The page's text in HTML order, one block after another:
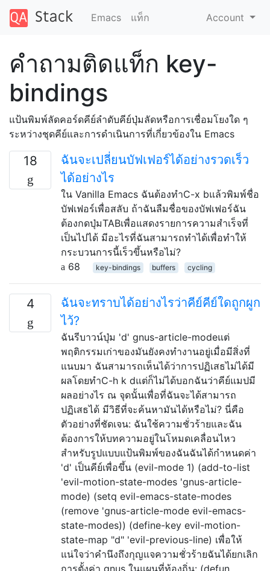
Emacs แท็ก Account
คำถามติดแท็ก key-
bindings
แป้นพิมพ์ลัดคอร์ดคีย์ลำดับคีย์ปุ่มลัดหรือการเชื่อมโยงใด ๆ
ระหว่างชุดคีย์และการดำเนินการที่เกี่ยวข้องใน Emacs
18
ฉันจะเปลี่ยนบัฟเฟอร์ได้อย่างรวดเร็ว
ได้อย่างไร
ใน Vanilla Emacs ฉันต้องทำC-x bแล้วพิมพ์ชื่อ
บัฟเฟอร์เพื่อสลับ ถ้าฉันลืมชื่อของบัฟเฟอร์ฉัน
ต้องกดปุ่มTABเพื่อแสดงรายการความสำเร็จที่
เป็นไปได้ มีอะไรที่ฉันสามารถทำได้เพื่อทำให้
กระบวนการนี้เร็วขึ้นหรือไม่?
68
key-bindings buffers cycling
4
ฉันจะทราบได้อย่างไรว่าคีย์คีย์ใดถูกผูก
ไว้?
ฉันรีบาวน์ปุ่ม 'd' gnus-article-modeแต่
พฤติกรรมเก่าของมันยังคงทำงานอยู่เมื่อมีสิ่งที่
แนบมา ฉันสามารถเห็นได้ว่าการปฏิเสธไม่ได้มี
ผลโดยทำC-h k dแต่ก็ไม่ได้บอกฉันว่าคีย์แมปมี
ผลอย่างไร ณ จุดนั้นเพื่อที่ฉันจะได้สามารถ
ปฏิเสธได้ มีวิธีที่จะค้นหามันได้หรือไม่? นี่คือ
ตัวอย่างที่ชัดเจน: ฉันใช้ความชั่วร้ายและฉัน
ต้องการให้บทความอยู่ในโหมดเคลื่อนไหว
สำหรับรูปแบบแป้นพิมพ์ของฉันฉันได้กำหนดค่า
'd' เป็นคีย์เพื่อขึ้น (evil-mode 1) (add-to-list
'evil-motion-state-modes 'gnus-article-
mode) (setq evil-emacs-state-modes
(remove 'gnus-article-mode evil-emacs-
state-modes)) (define-key evil-motion-
state-map "d" 'evil-previous-line) เพื่อให้
แน่ใจว่าคำนึงถึงกุญแจความชั่วร้ายฉันได้ยกเลิก
การตั้งค่า gnus ในแผนที่ท้องถิ่น: (defun